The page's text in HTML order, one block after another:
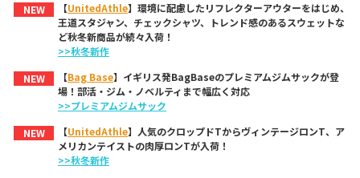
NEW 【UnitedAthle】環境に配慮したリフレクターアウターをはじめ、
王道スタジャン、チェックシャツ、トレンド感のあるスウェットな
ど秋冬新商品が続々入荷！
>>秋冬新作
NEW
【Bag Base】イギリス発BagBaseのプレミアムジムサックが登
場！部活・ジム・ノベルティまで幅広く対応
>>プレミアムジムサック
NEW
【UnitedAthle】人気のクロップドTからヴィンテージロンT、ア
メリカンテイストの肉厚ロンTが入荷！
>>秋冬新作